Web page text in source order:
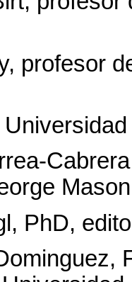
profesor
Mason
PhD,